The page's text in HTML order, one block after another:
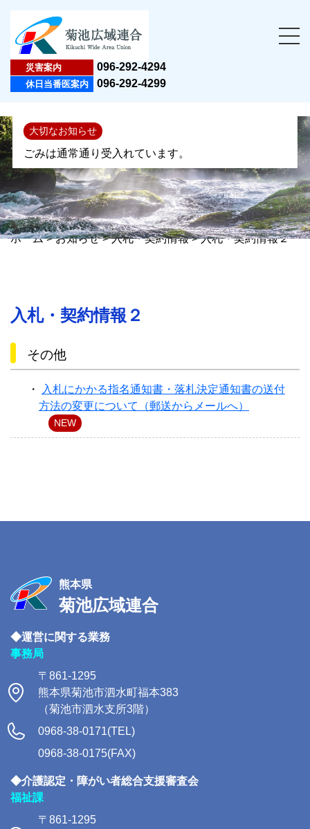
災害案内 096-292-4294
休日当番医案内 096-292-4299
大切なお知らせ
ごみは通常通り受入れています。
ホーム>お知らせ>入札・契約情報>入札・契約情報２
入札・契約情報２
その他
入札にかかる指名通知書・落札決定通知書の送付
方法の変更について（郵送からメールへ）
NEW
熊本県
菊池広域連合
◆運営に関する業務
事務局
〒861-1295
熊本県菊池市泗水町福本383
（菊池市泗水支所3階）
0968-38-0171(TEL)
0968-38-0175(FAX)
◆介護認定・障がい者総合支援審査会
福祉課
〒861-1295